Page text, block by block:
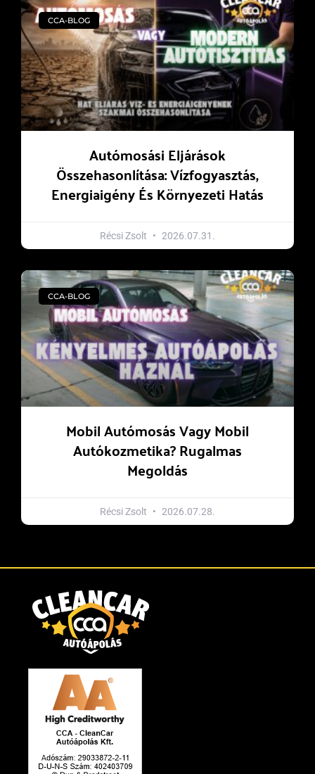
CCA-BLOG
Autómosási Eljárások
Összehasonlítása: Vízfogyasztás,
Energiaigény És Környezeti Hatás
Récsi Zsolt 2026.07.31.
CCA-BLOG
Mobil Autómosás Vagy Mobil
Autókozmetika? Rugalmas
Megoldás
Récsi Zsolt 2026.07.28.